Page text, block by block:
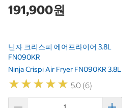
191,900원
닌자 크리스피 에어프라이어 3.8L
FN090KR
Ninja Crispi Air Fryer FN090KR 3.8L
★★★★★
★★★★★ 5.0 (6)